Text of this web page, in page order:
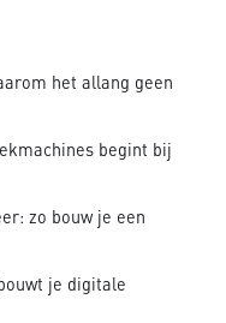
het allang geen
begint bij
zo bouw je een
je digitale